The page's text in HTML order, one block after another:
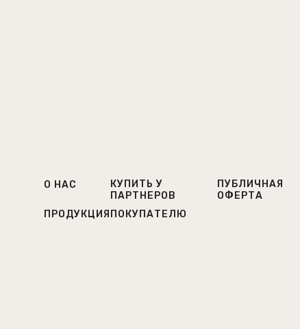
О НАС
ПРОДУКЦИЯ
КУПИТЬ У
ПАРТНЕРОВ
ПОКУПАТЕЛЮ
ПУБЛИЧНАЯ
ОФЕРТА